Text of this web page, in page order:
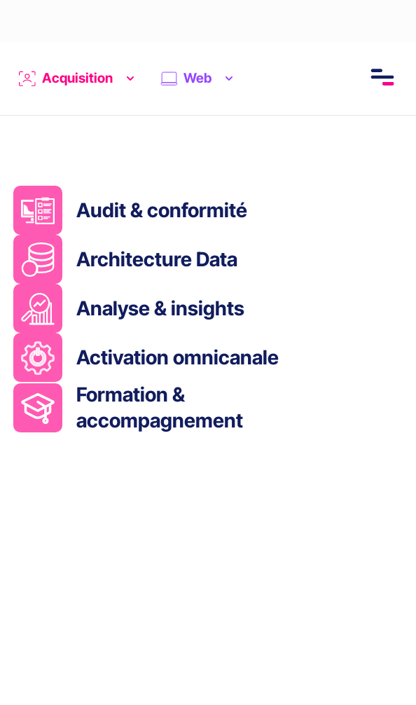
Acquisition Web
Audit & conformité
Architecture Data
Analyse & insights
Activation omnicanale
Formation &
accompagnement